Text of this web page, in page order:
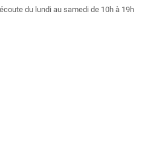
du lundi au samedi de 10h à 19h